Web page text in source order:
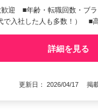
歓迎 ■年齢・転職回数・ブラ
で入社した人も多数！） ■
詳細を見る
更新日： 2026/04/17 掲